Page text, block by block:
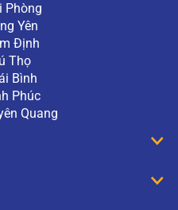
Phòng
Yên
Định
Thọ
Bình
Phúc
Quang